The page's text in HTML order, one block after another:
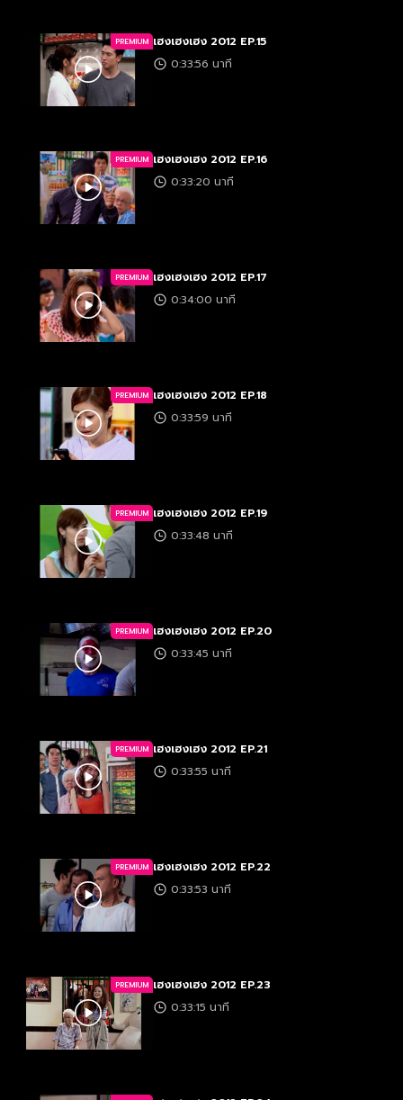
PREMIUM เฮงเฮงเฮง 2012 EP.15
0:33:56 นาที
PREMIUM เฮงเฮงเฮง 2012 EP.16
0:33:20 นาที
PREMIUM เฮงเฮงเฮง 2012 EP.17
0:34:00 นาที
PREMIUM เฮงเฮงเฮง 2012 EP.18
0:33:59 นาที
PREMIUM เฮงเฮงเฮง 2012 EP.19
0:33:48 นาที
PREMIUM เฮงเฮงเฮง 2012 EP.20
0:33:45 นาที
PREMIUM เฮงเฮงเฮง 2012 EP.21
0:33:55 นาที
PREMIUM เฮงเฮงเฮง 2012 EP.22
0:33:53 นาที
PREMIUM เฮงเฮงเฮง 2012 EP.23
0:33:15 นาที